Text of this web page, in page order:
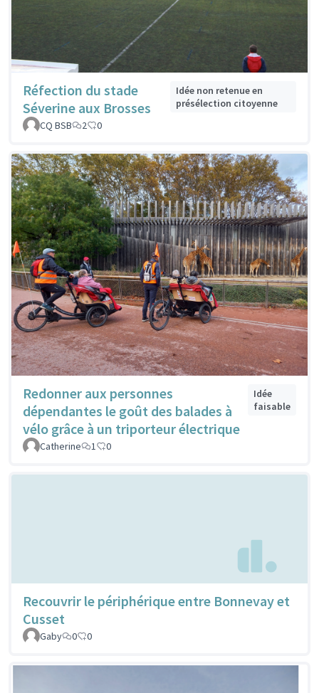
Réfection du stade
Séverine aux Brosses
Idée non retenue en
présélection citoyenne
CQ BSB
2 0
Redonner aux personnes
dépendantes le goût des balades à
vélo grâce à un triporteur électrique
Idée
faisable
Catherine 1 0
Recouvrir le périphérique entre Bonnevay et
Cusset
Gaby 0 0